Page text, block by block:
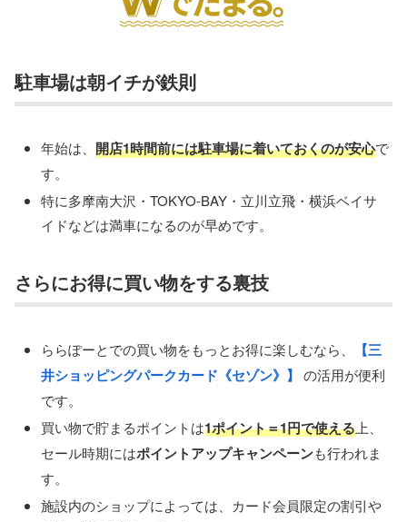
駐車場は朝イチが鉄則
年始は、 開店1時間前には駐車場に着いておくのが安心で
す。
特に多摩南大沢・TOKYO-BAY・立川立飛・横浜ベイサ
イドなどは満車になるのが早めです。
さらにお得に買い物をする裏技
ららぽーとでの買い物をもっとお得に楽しむなら、
【三
井ショッピングパークカード《セゾン》】 の活用が便利
です。
買い物で貯まるポイントは1ポイント＝1円で使える 上、
セール時期にはポイントアップキャンペーンも行われま
す。
施設内のショップによっては、カード会員限定の割引や